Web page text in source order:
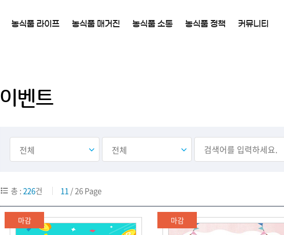
농식품 라이프 농식품 매거진 농식품 소통 농식품 정책 커뮤니티
이벤트
총 :226건 11/ 26 Page
마감 마감